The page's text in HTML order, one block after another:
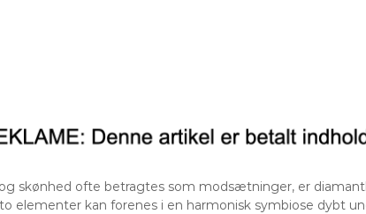
skønhed ofte betragtes som modsætninger, er
elementer kan forenes i en harmonisk symbiose dybt